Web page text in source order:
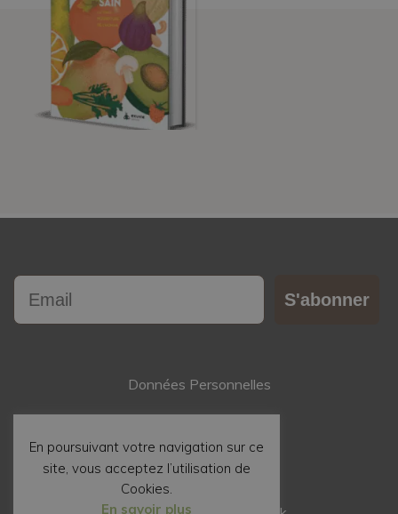
Email
S'abonner
Données Personnelles
Mentions Légales
En poursuivant votre navigation sur ce
site, vous acceptez l’utilisation de
Cookies.
En savoir plus